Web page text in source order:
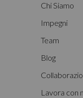
Chi Siamo
Impegni
Team
Blog
Lavora con